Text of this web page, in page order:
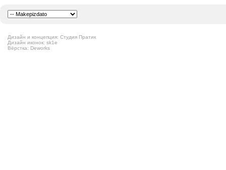
Дизайн и концепция: Студия Пратик
Дизайн иконок: sk1e
Вёрстка: Deworks